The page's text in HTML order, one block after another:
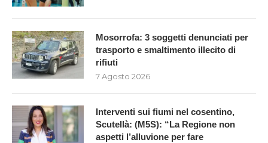
Mosorrofa: 3 soggetti denunciati per
trasporto e smaltimento illecito di
rifiuti
7 Agosto 2026
Interventi sui fiumi nel cosentino,
Scutellà: (M5S): “La Regione non
aspetti l’alluvione per fare